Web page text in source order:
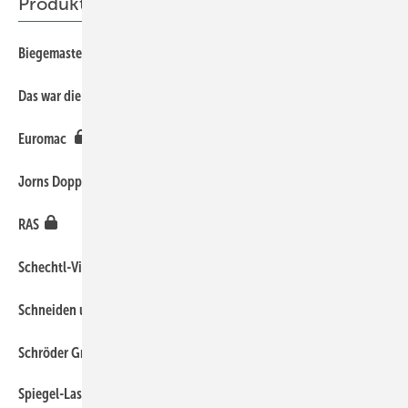
Biegemaster
Das war die Blechexpo 2025
Euromac
Jorns Doppelbiegemaschine JDB
RAS
Schechtl-Vielfalt
Schneiden und Biegen mit Evobend
Schröder Group
Spiegel-Laserschneiden für Metalldach und Fassadentechnik